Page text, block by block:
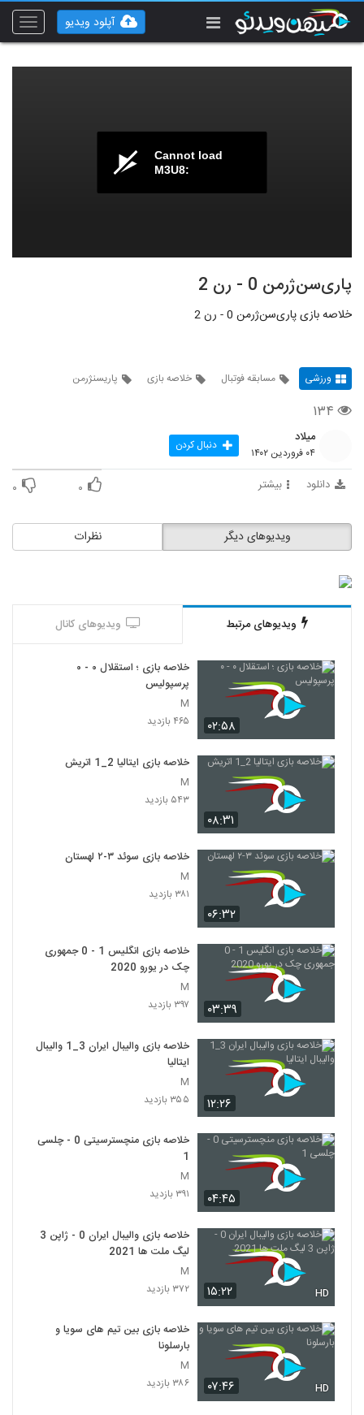
Toggle
آپلود ویدیو
Cannot load
M3U8:
پاری‌سن‌ژرمن 0 - رن 2
خلاصه بازی پاری‌سن‌ژرمن 0 - رن 2
ورزشی مسابقه فوتبال خلاصه بازی پاریسنژرمن
۱۳۴
میلاد
۰۴ فروردین ۱۴۰۲ دنبال کردن
دانلود بیشتر ۰ ۰
نظرات ویدیوهای دیگر
ویدیوهای مرتبط ویدیوهای کانال
۰۲:۵۸
خلاصه بازی ؛ استقلال ۰ - ۰
پرسپولیس
M
۴۶۵ بازدید
۰۸:۳۱
خلاصه بازی ایتالیا 2_1 اتريش
M
۵۴۳ بازدید
۰۶:۳۲
خلاصه بازی سوئد ۳-۲ لهستان
M
۳۸۱ بازدید
۰۳:۳۹
خلاصه بازی انگلیس 1 - 0 جمهوری
چک در یورو 2020
M
۳۹۷ بازدید
۱۲:۲۶
خلاصه بازی والیبال ایران 3_1 والیبال
ایتالیا
M
۳۵۵ بازدید
۰۴:۴۵
خلاصه بازی منچسترسیتی 0 - چلسی
1
M
۳۹۱ بازدید
۱۵:۲۲ HD
خلاصه بازی والیبال ایران 0 - ژاپن 3
لیگ ملت ها 2021
M
۳۷۲ بازدید
۰۷:۴۶ HD
خلاصه بازی بین تیم های سویا و
بارسلونا
M
۳۸۶ بازدید